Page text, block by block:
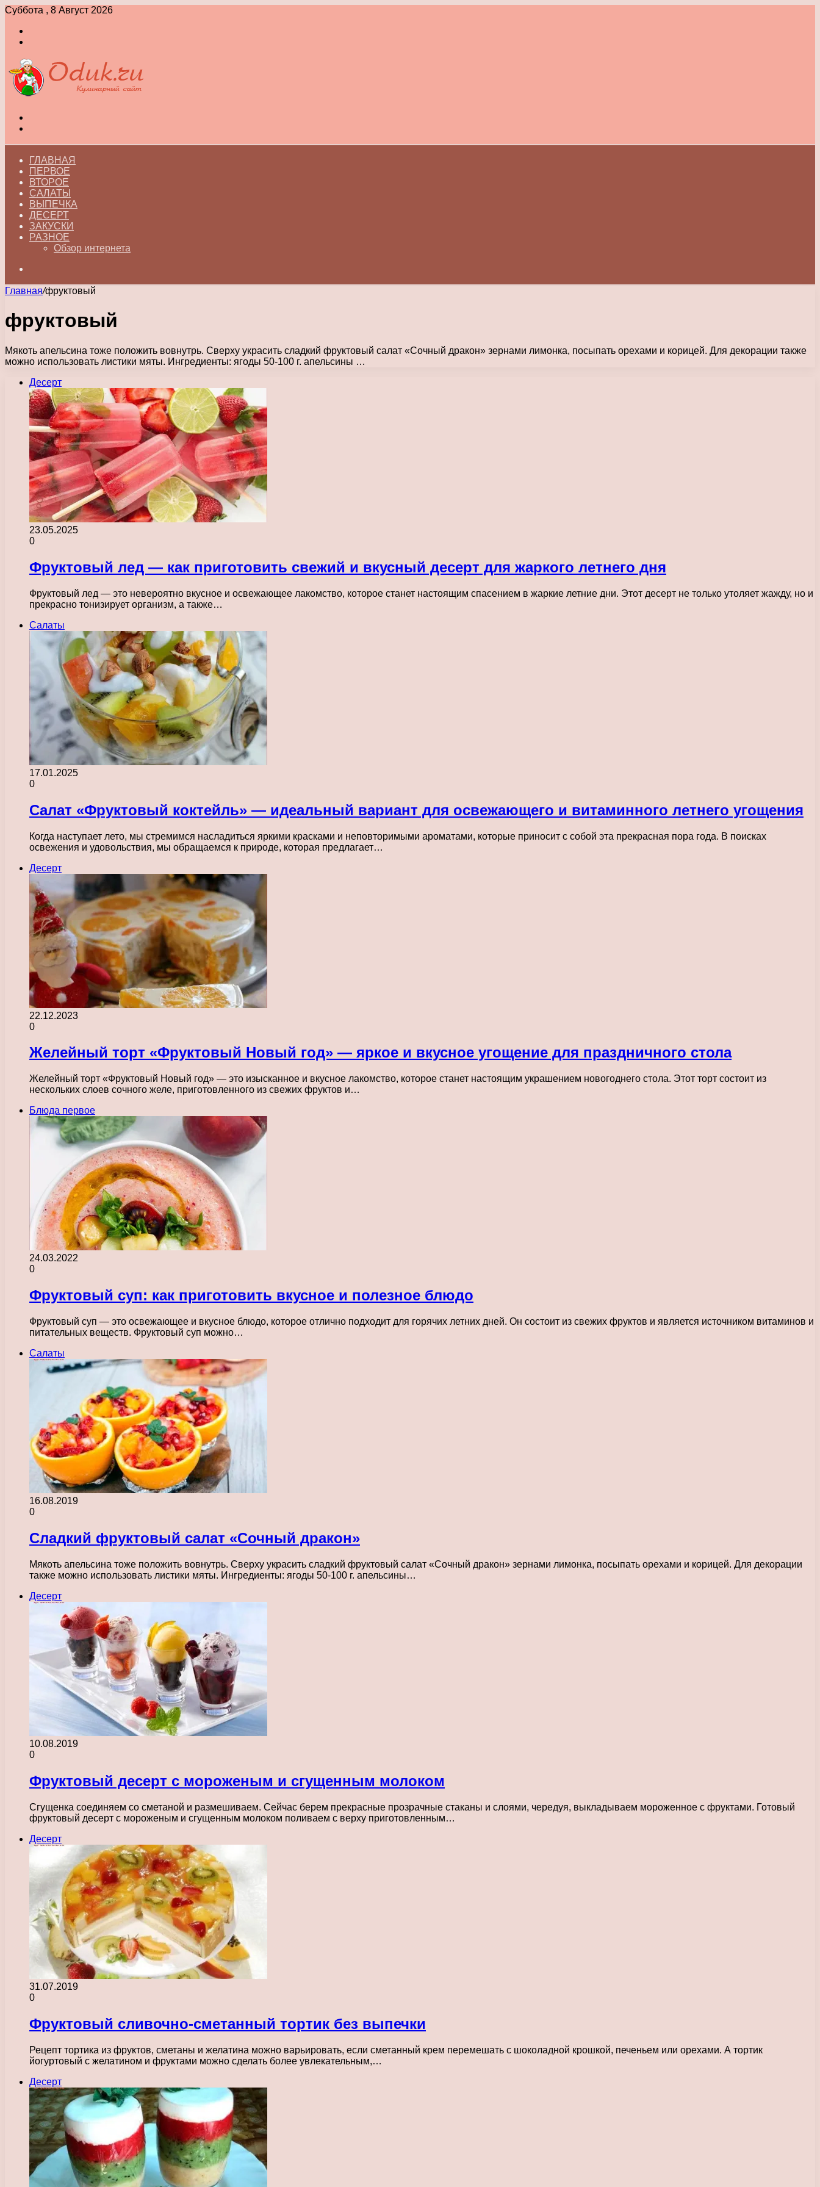
Суббота , 8 Август 2026
ГЛАВНАЯ
ПЕРВОЕ
ВТОРОЕ
САЛАТЫ
ВЫПЕЧКА
ДЕСЕРТ
ЗАКУСКИ
РАЗНОЕ
Обзор интернета
Главная/фруктовый
фруктовый
Мякоть апельсина тоже положить вовнутрь. Сверху украсить сладкий фруктовый салат «Сочный дракон» зернами лимонка, посыпать орехами и корицей. Для декорации также
можно использовать листики мяты. Ингредиенты: ягоды 50-100 г. апельсины …
Десерт
23.05.2025
0
Фруктовый лед — как приготовить свежий и вкусный десерт для жаркого летнего дня
Фруктовый лед — это невероятно вкусное и освежающее лакомство, которое станет настоящим спасением в жаркие летние дни. Этот десерт не только утоляет жажду, но и
прекрасно тонизирует организм, а также…
Салаты
17.01.2025
0
Салат «Фруктовый коктейль» — идеальный вариант для освежающего и витаминного летнего угощения
Когда наступает лето, мы стремимся насладиться яркими красками и неповторимыми ароматами, которые приносит с собой эта прекрасная пора года. В поисках
освежения и удовольствия, мы обращаемся к природе, которая предлагает…
Десерт
22.12.2023
0
Желейный торт «Фруктовый Новый год» — яркое и вкусное угощение для праздничного стола
Желейный торт «Фруктовый Новый год» — это изысканное и вкусное лакомство, которое станет настоящим украшением новогоднего стола. Этот торт состоит из
нескольких слоев сочного желе, приготовленного из свежих фруктов и…
Блюда первое
24.03.2022
0
Фруктовый суп: как приготовить вкусное и полезное блюдо
Фруктовый суп — это освежающее и вкусное блюдо, которое отлично подходит для горячих летних дней. Он состоит из свежих фруктов и является источником витаминов и
питательных веществ. Фруктовый суп можно…
Салаты
16.08.2019
0
Сладкий фруктовый салат «Сочный дракон»
Мякоть апельсина тоже положить вовнутрь. Сверху украсить сладкий фруктовый салат «Сочный дракон» зернами лимонка, посыпать орехами и корицей. Для декорации
также можно использовать листики мяты. Ингредиенты: ягоды 50-100 г. апельсины…
Десерт
10.08.2019
0
Фруктовый десерт с мороженым и сгущенным молоком
Сгущенка соединяем со сметаной и размешиваем. Сейчас берем прекрасные прозрачные стаканы и слоями, чередуя, выкладываем мороженное с фруктами. Готовый
фруктовый десерт с мороженым и сгущенным молоком поливаем с верху приготовленным…
Десерт
31.07.2019
0
Фруктовый сливочно-сметанный тортик без выпечки
Рецепт тортика из фруктов, сметаны и желатина можно варьировать, если сметанный крем перемешать с шоколадной крошкой, печеньем или орехами. А тортик
йогуртовый с желатином и фруктами можно сделать более увлекательным,…
Десерт